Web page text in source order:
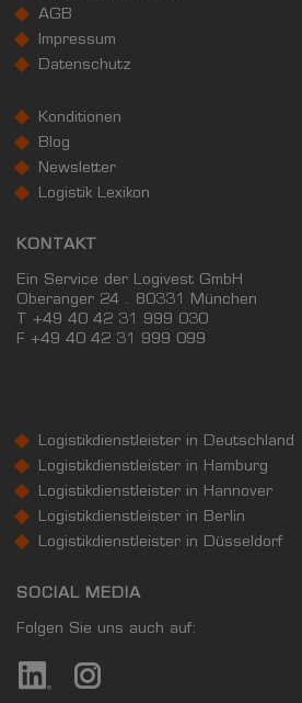
AGB
Impressum
Datenschutz
Konditionen
Blog
Newsletter
Logistik Lexikon
KONTAKT
Ein Service der Logivest GmbH
Oberanger 24 . 80331 München
T +49 40 42 31 999 030
F +49 40 42 31 999 099
Logistikdienstleister in Deutschland
Logistikdienstleister in Hamburg
Logistikdienstleister in Hannover
Logistikdienstleister in Berlin
Logistikdienstleister in Düsseldorf
SOCIAL MEDIA
Folgen Sie uns auch auf: